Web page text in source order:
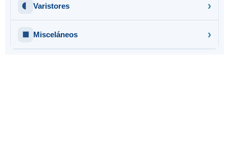
Varistores
Misceláneos